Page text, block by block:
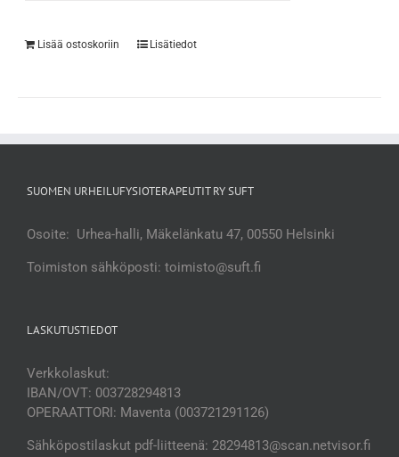
Lisää ostoskoriin Lisätiedot
SUOMEN URHEILUFYSIOTERAPEUTIT RY SUFT
Osoite: Urhea-halli, Mäkelänkatu 47, 00550 Helsinki
Toimiston sähköposti: toimisto@suft.fi
LASKUTUSTIEDOT
Verkkolaskut:
IBAN/OVT: 003728294813
OPERAATTORI: Maventa (003721291126)
Sähköpostilaskut pdf-liitteenä: 28294813@scan.netvisor.fi